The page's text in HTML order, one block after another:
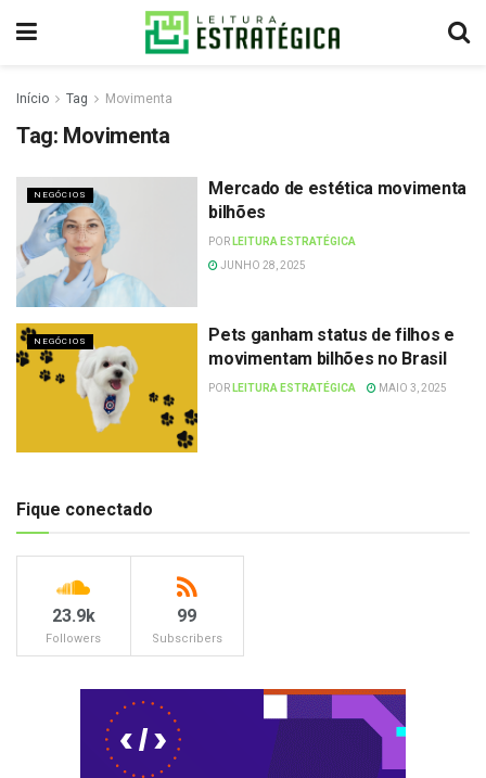
Início Tag Movimenta
Tag: Movimenta
NEGÓCIOS
Mercado de estética movimenta
bilhões
POR LEITURA ESTRATÉGICA
JUNHO 28, 2025
NEGÓCIOS
Pets ganham status de filhos e
movimentam bilhões no Brasil
POR LEITURA ESTRATÉGICA MAIO 3, 2025
Fique conectado
23.9k
Followers
99
Subscribers